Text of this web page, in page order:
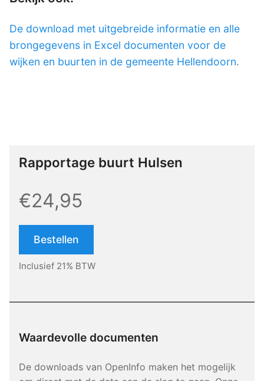
De download met uitgebreide informatie en alle
brongegevens in Excel documenten voor de
wijken en buurten in de gemeente Hellendoorn.
Rapportage buurt Hulsen
€24,95
Bestellen
Inclusief 21% BTW
Waardevolle documenten
De downloads van OpenInfo maken het mogelijk